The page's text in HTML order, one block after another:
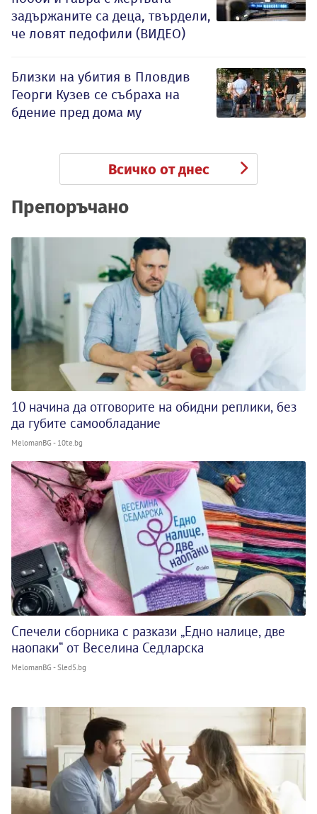
задържаните са деца, твърдели,
че ловят педофили (ВИДЕО)
Близки на убития в Пловдив
Георги Кузев се събраха на
бдение пред дома му
Всичко от днес
Препоръчано
10 начина да отговорите на обидни реплики, без
да губите самообладание
MelomanBG - 10te.bg
Спечели сборника с разкази „Едно налице, две
наопаки“ от Веселина Седларска
MelomanBG - Sled5.bg